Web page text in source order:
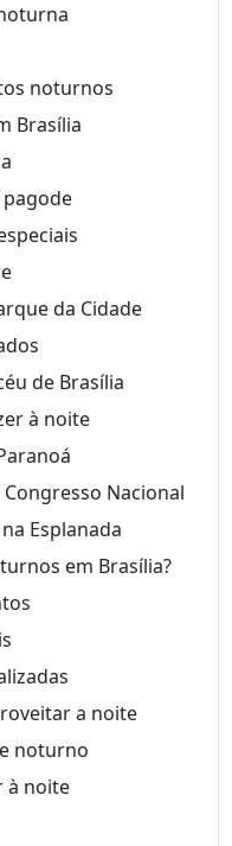
noturnos
Brasília
pagode
da Cidade
de Brasília
à noite
Nacional
Esplanada
em Brasília?
a noite
noturno
à noite